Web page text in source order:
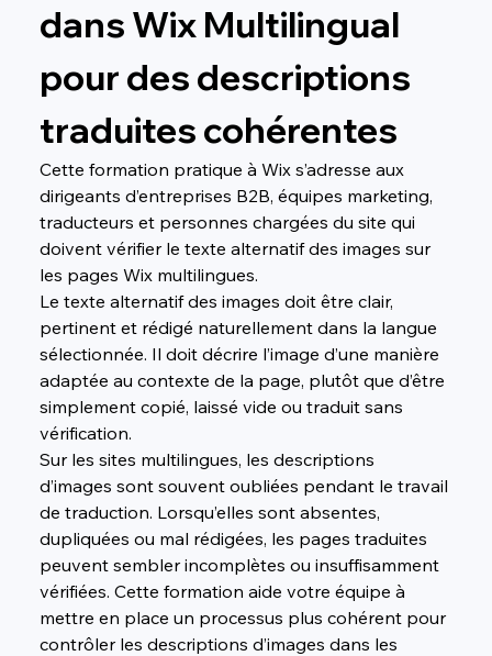
dans Wix Multilingual
pour des descriptions
traduites cohérentes
Cette formation pratique à Wix s’adresse aux
dirigeants d’entreprises B2B, équipes marketing,
traducteurs et personnes chargées du site qui
doivent vérifier le texte alternatif des images sur
les pages Wix multilingues.
Le texte alternatif des images doit être clair,
pertinent et rédigé naturellement dans la langue
sélectionnée. Il doit décrire l’image d’une manière
adaptée au contexte de la page, plutôt que d’être
simplement copié, laissé vide ou traduit sans
vérification.
Sur les sites multilingues, les descriptions
d’images sont souvent oubliées pendant le travail
de traduction. Lorsqu’elles sont absentes,
dupliquées ou mal rédigées, les pages traduites
peuvent sembler incomplètes ou insuffisamment
vérifiées. Cette formation aide votre équipe à
mettre en place un processus plus cohérent pour
contrôler les descriptions d’images dans les